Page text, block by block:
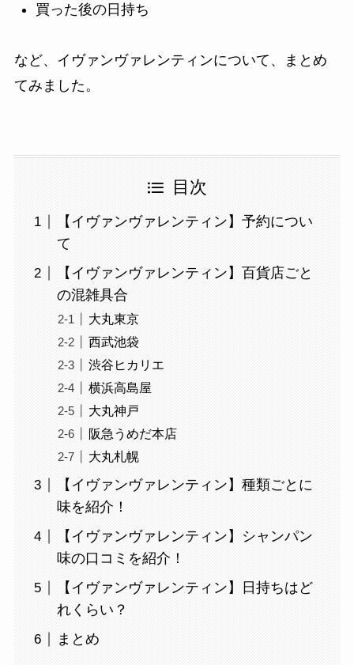
買った後の日持ち
など、イヴァンヴァレンティンについて、まとめ
てみました。
目次
【イヴァンヴァレンティン】予約につい
て
【イヴァンヴァレンティン】百貨店ごと
の混雑具合
大丸東京
西武池袋
渋谷ヒカリエ
横浜高島屋
大丸神戸
阪急うめだ本店
大丸札幌
【イヴァンヴァレンティン】種類ごとに
味を紹介！
【イヴァンヴァレンティン】シャンパン
味の口コミを紹介！
【イヴァンヴァレンティン】日持ちはど
れくらい？
まとめ